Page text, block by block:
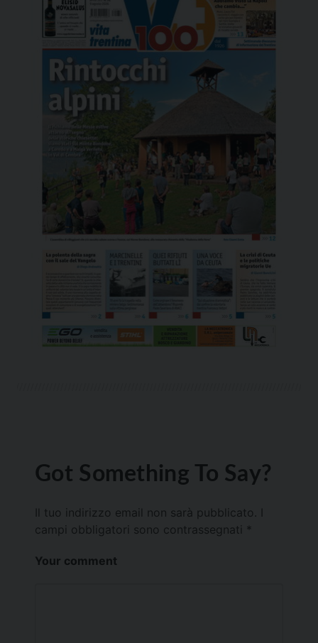
Got Something To Say?
Il tuo indirizzo email non sarà pubblicato.
campi obbligatori sono contrassegnati *
Your comment